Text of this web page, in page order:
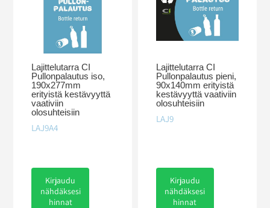
Lajittelutarra CI
Pullonpalautus iso,
190x277mm
erityistä kestävyyttä
vaativiin
olosuhteisiin
LAJ9A4
Kirjaudu
nähdäksesi
hinnat
Lajittelutarra CI
Pullonpalautus pieni,
90x140mm erityistä
kestävyyttä vaativiin
olosuhteisiin
LAJ9
Kirjaudu
nähdäksesi
hinnat